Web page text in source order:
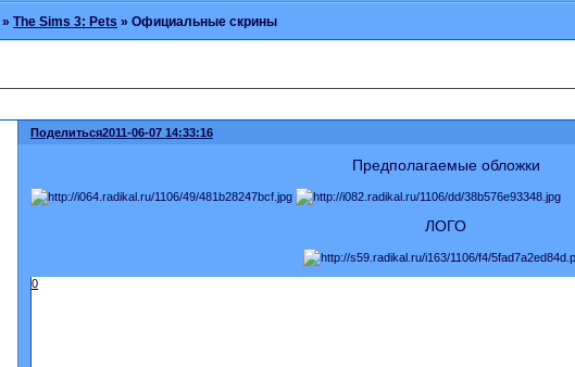
»The Sims 3: Pets »Официальные скрины
Поделиться2011-06-07 14:33:16
Предполагаемые обложки
ЛОГО
0